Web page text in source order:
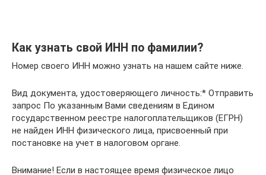
Как узнать свой ИНН по фамилии?
Номер своего ИНН можно узнать на нашем сайте ниже.
Вид документа, удостоверяющего личность:* Отправить
запрос По указанным Вами сведениям в Едином
государственном реестре налогоплательщиков (ЕГРН)
не найден ИНН физического лица, присвоенный при
постановке на учет в налоговом органе.
Внимание! Если в настоящее время физическое лицо